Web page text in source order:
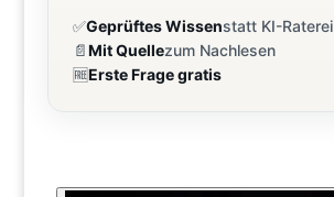
✅Geprüftes Wissenstatt KI-Raterei
📄Mit Quellezum Nachlesen
🆓Erste Frage gratis